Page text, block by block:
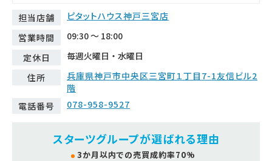
担当店舗
ピタットハウス神戸三宮店
営業時間
09:30 ～ 18:00
定休日
毎週火曜日・水曜日
住所
兵庫県神戸市中央区三宮町１丁目7-1友信ビル2
階
電話番号
078-958-9527
スターツグループが選ばれる理由
3か月以内での売買成約率70%